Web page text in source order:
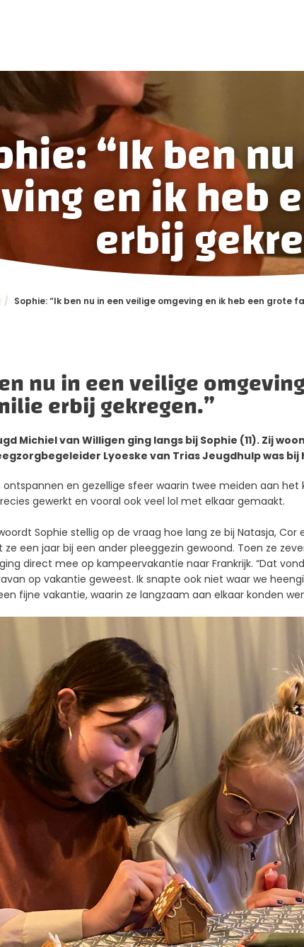
“Ik ben
en ik heb
erbij
/ Sophie: “Ik ben nu in een veilige omgeving en ik heb een grote
nu in een veilige
erbij gekregen.”
Michiel van Willigen ging langs bij Sophie (11). Zij
Lyoeske van Trias Jeugdhulp was bij
en gezellige sfeer waarin twee meiden aan het
gewerkt en vooral ook veel lol met elkaar gemaakt.
Sophie stellig op de vraag hoe lang ze bij Natasja, Cor
een jaar bij een ander pleeggezin gewoond. Toen ze
direct mee op kampeervakantie naar Frankrijk. “Dat
op vakantie geweest. Ik snapte ook niet waar we
fijne vakantie, waarin ze langzaam aan elkaar konden